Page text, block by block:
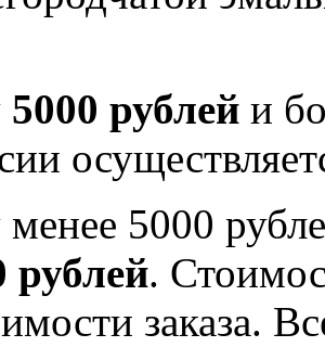
5000 рублей и
5000
рублей.
заказа.